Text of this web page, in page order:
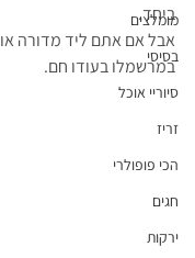
מומלצים
בסיסי
סיוריי אוכל
זריז
הכי פופולרי
חגים
ירקות
ביחד.
אבל אם אתם ליד מדורה או
במרשמלו בעודו חם.